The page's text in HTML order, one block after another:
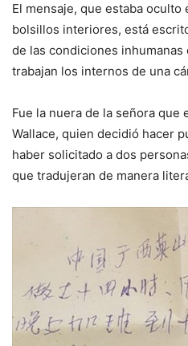
El mensaje, que estaba
bolsillos interiores, está
de las condiciones
trabajan los internos de una
Fue la nuera de la señora que
Wallace, quien decidió hacer
haber solicitado a dos
que tradujeran de manera